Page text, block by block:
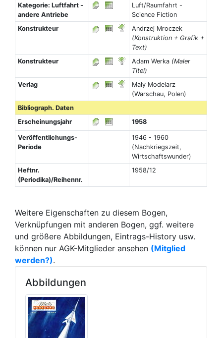
Kategorie: Luftfahrt -
andere Antriebe
Luft/Raumfahrt -
Science Fiction
Konstrukteur
Andrzej Mroczek
(Konstruktion + Grafik +
Text)
Konstrukteur
Adam Werka (Maler
Titel)
Verlag
Mały Modelarz
(Warschau, Polen)
Bibliograph. Daten
Erscheinungsjahr
1958
Veröffentlichungs-
Periode
1946 - 1960
(Nachkriegszeit,
Wirtschaftswunder)
Heftnr.
(Periodika)/Reihennr.
1958/12
Weitere Eigenschaften zu diesem Bogen,
Verknüpfungen mit anderen Bogen, ggf. weitere
und größere Abbildungen, Eintrags-History usw.
können nur AGK-Mitglieder ansehen (Mitglied
werden?).
Abbildungen